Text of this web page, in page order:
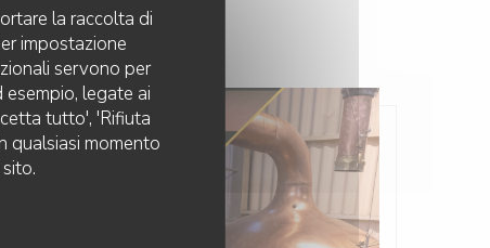
la raccolta di
impostazione
servono per
esempio, legate ai
tutto', 'Rifiuta
qualsiasi momento